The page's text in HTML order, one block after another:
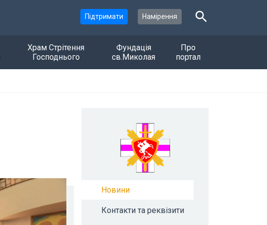
Підтримати Намірення
Храм Стрітення
Господнього
Фундація
св.Миколая
Про
портал
Новини
Контакти та реквізити